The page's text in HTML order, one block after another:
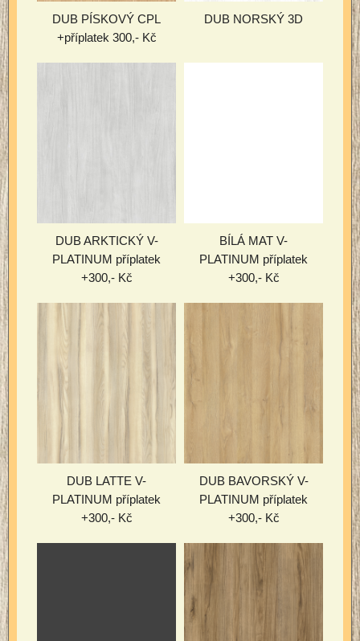
DUB PÍSKOVÝ CPL
+příplatek 300,- Kč
DUB NORSKÝ 3D
DUB ARKTICKÝ V-
PLATINUM příplatek
+300,- Kč
BÍLÁ MAT V-
PLATINUM příplatek
+300,- Kč
DUB LATTE V-
PLATINUM příplatek
+300,- Kč
DUB BAVORSKÝ V-
PLATINUM příplatek
+300,- Kč